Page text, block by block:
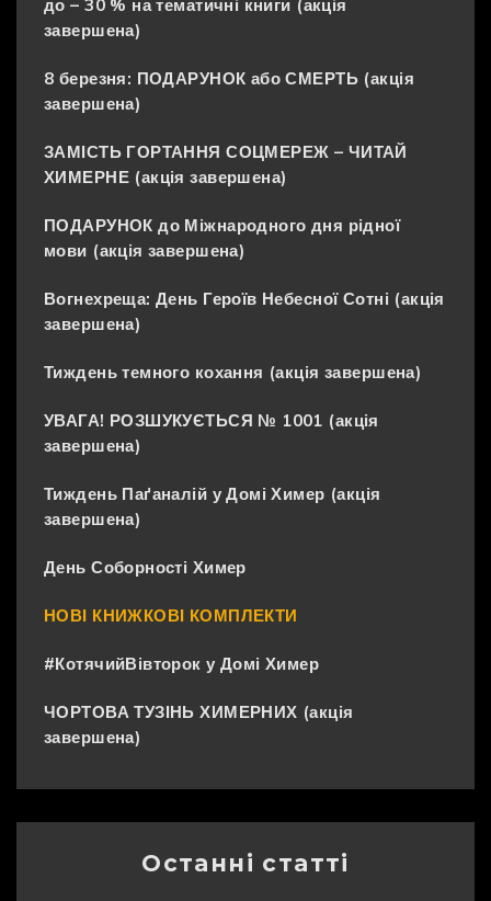
до – 30 % на тематичні книги (акція
завершена)
8 березня: ПОДАРУНОК або СМЕРТЬ (акція
завершена)
ЗАМІСТЬ ГОРТАННЯ СОЦМЕРЕЖ – ЧИТАЙ
ХИМЕРНЕ (акція завершена)
ПОДАРУНОК до Міжнародного дня рідної
мови (акція завершена)
Вогнехреща: День Героїв Небесної Сотні (акція
завершена)
Тиждень темного кохання (акція завершена)
УВАГА! РОЗШУКУЄТЬСЯ № 1001 (акція
завершена)
Тиждень Паґаналій у Домі Химер (акція
завершена)
День Соборності Химер
НОВІ КНИЖКОВІ КОМПЛЕКТИ
#КотячийВівторок у Домі Химер
ЧОРТОВА ТУЗІНЬ ХИМЕРНИХ (акція
завершена)
Останні статті